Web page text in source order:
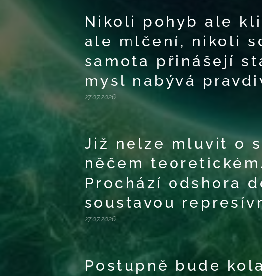
Nikoli pohyb ale
ale mlčení, nikoli
samota přinášejí
mysl nabývá
27.07.2026
Již nelze mluvit o
něčem
Prochází odshora
soustavou
27.07.2026
Postupně bude